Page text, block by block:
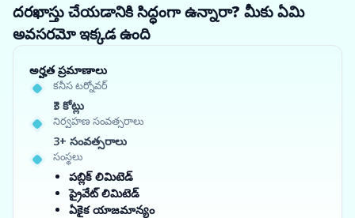
దరఖాస్తు చేయడానికి సిద్ధంగా ఉన్నారా? మీకు ఏమి
అవసరమో ఇక్కడ ఉంది
అర్హత ప్రమాణాలు
కనీస టర్నోవర్
₹3 కోట్లు
నిర్వహణ సంవత్సరాలు
3+ సంవత్సరాలు
సంస్థలు
పబ్లిక్ లిమిటెడ్
ప్రైవేట్ లిమిటెడ్
ఏకైక యాజమాన్యం